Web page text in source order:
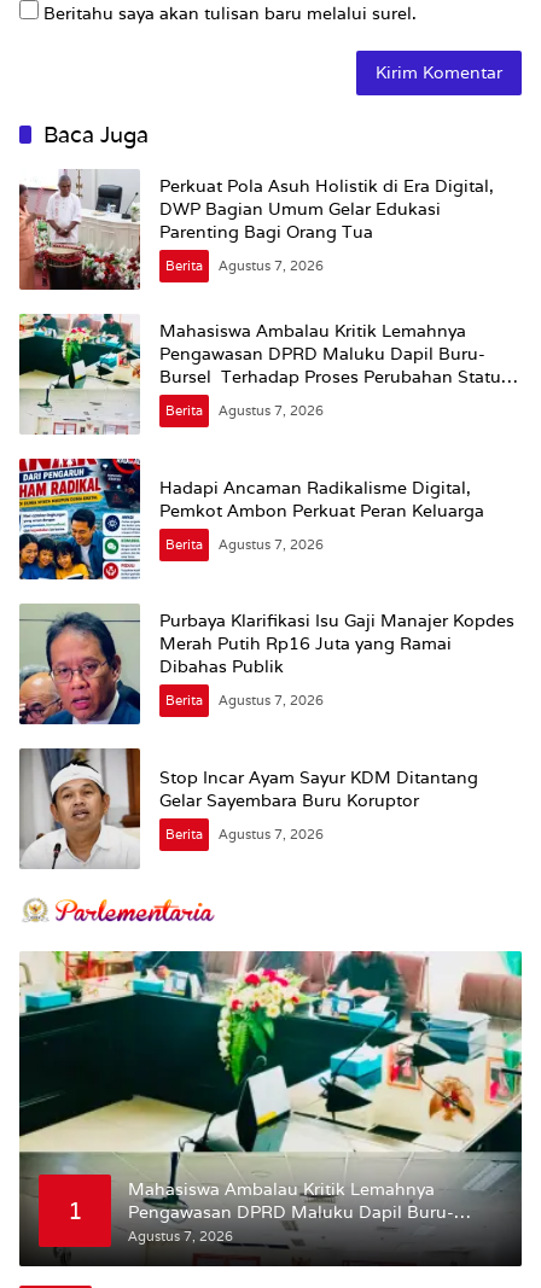
Beritahu saya akan tulisan baru melalui surel.
Baca Juga
Perkuat Pola Asuh Holistik di Era Digital,
DWP Bagian Umum Gelar Edukasi
Parenting Bagi Orang Tua
Berita Agustus 7, 2026
Mahasiswa Ambalau Kritik Lemahnya
Pengawasan DPRD Maluku Dapil Buru-
Bursel Terhadap Proses Perubahan Status
Jalan
Berita Agustus 7, 2026
Hadapi Ancaman Radikalisme Digital,
Pemkot Ambon Perkuat Peran Keluarga
Berita Agustus 7, 2026
Purbaya Klarifikasi Isu Gaji Manajer Kopdes
Merah Putih Rp16 Juta yang Ramai
Dibahas Publik
Berita Agustus 7, 2026
Stop Incar Ayam Sayur KDM Ditantang
Gelar Sayembara Buru Koruptor
Berita Agustus 7, 2026
1
Mahasiswa Ambalau Kritik Lemahnya
Pengawasan DPRD Maluku Dapil Buru-
Bursel Terhadap Proses Perubahan Status
Jalan
Agustus 7, 2026